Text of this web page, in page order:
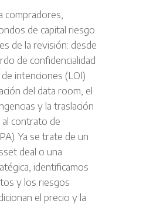
compradores,
de capital riesgo
de la revisión: desde
de confidencialidad
intenciones (LOI)
del data room, el
y la traslación
al contrato de
Ya se trate de un
deal o una
identificamos
y los riesgos
el precio y la